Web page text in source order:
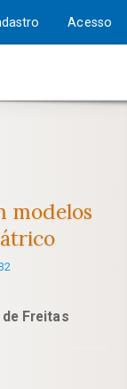
Acesso
modelos
Freitas